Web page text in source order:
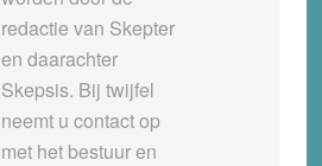
redactie van Skepter
en daarachter
Skepsis. Bij twijfel
neemt u contact op
met het bestuur en